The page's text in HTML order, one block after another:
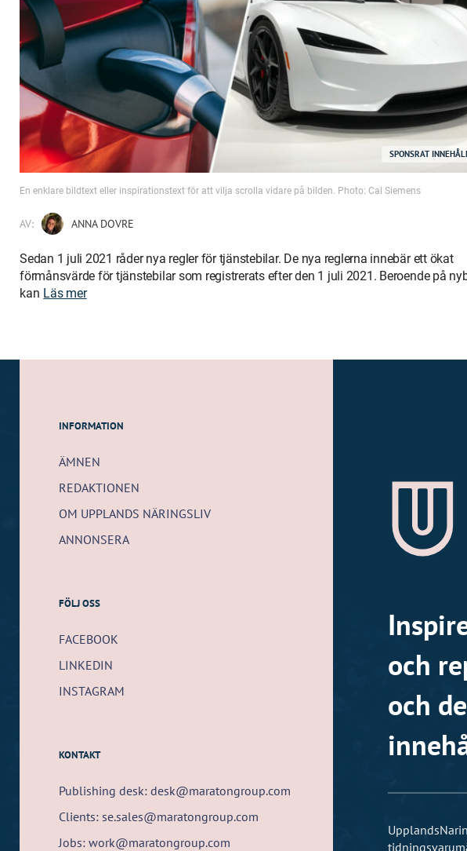
SPONSRAT
En enklare bildtext eller inspirationstext för att vilja scrolla vidare på bilden. Photo: Cal Siemens
AV: ANNA DOVRE
Sedan 1 juli 2021 råder nya regler för tjänstebilar. De nya reglerna innebär ett ökat
förmånsvärde för tjänstebilar som registrerats efter den 1 juli 2021. Beroende på
kan Läs mer
INFORMATION
ÄMNEN
REDAKTIONEN
OM UPPLANDS NÄRINGSLIV
ANNONSERA
FÖLJ OSS
FACEBOOK
LINKEDIN
INSTAGRAM
KONTAKT
Publishing desk: desk@maratongroup.com
Clients: se.sales@maratongroup.com
Jobs: work@maratongroup.com
och
och